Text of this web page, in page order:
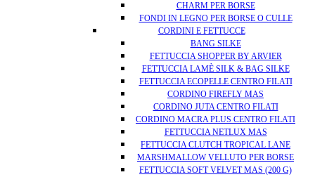
CHARM PER BORSE
FONDI IN LEGNO PER BORSE O CULLE
CORDINI E FETTUCCE
BANG SILKE
FETTUCCIA SHOPPER BY ARVIER
FETTUCCIA LAMÈ SILK & BAG SILKE
FETTUCCIA ECOPELLE CENTRO FILATI
CORDINO FIREFLY MAS
CORDINO JUTA CENTRO FILATI
CORDINO MACRA PLUS CENTRO FILATI
FETTUCCIA NETLUX MAS
FETTUCCIA CLUTCH TROPICAL LANE
MARSHMALLOW VELLUTO PER BORSE
FETTUCCIA SOFT VELVET MAS (200 G)